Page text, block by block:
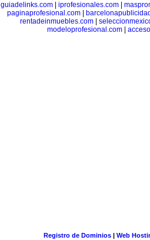
guiadelinks.com
iprofesionales.com
paginaprofesional.com|
rentadeinmuebles.com
modeloprofesional.com
Registro de Dominios| Web